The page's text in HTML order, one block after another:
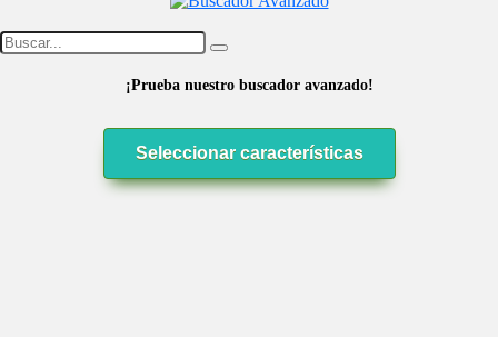
¡Prueba nuestro buscador avanzado!
Seleccionar características